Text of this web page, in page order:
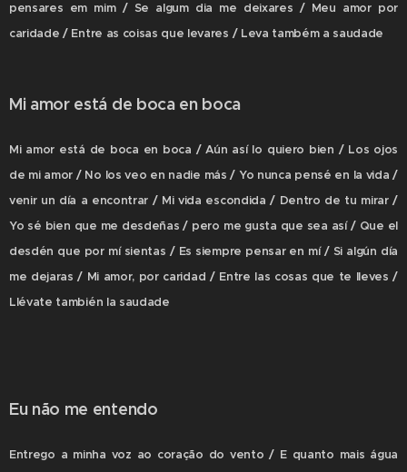
pensares em mim / Se algum dia me deixares / Meu amor por
caridade / Entre as coisas que levares / Leva também a saudade
Mi amor está de boca en boca
Mi amor está de boca en boca / Aún así lo quiero bien / Los ojos
de mi amor / No los veo en nadie más / Yo nunca pensé en la vida /
venir un día a encontrar / Mi vida escondida / Dentro de tu mirar /
Yo sé bien que me desdeñas / pero me gusta que sea así / Que el
desdén que por mí sientas / Es siempre pensar en mí / Si algún día
me dejaras / Mi amor, por caridad / Entre las cosas que te lleves /
Llévate también la saudade
Eu não me entendo
Entrego a minha voz ao coração do vento / E quanto mais água